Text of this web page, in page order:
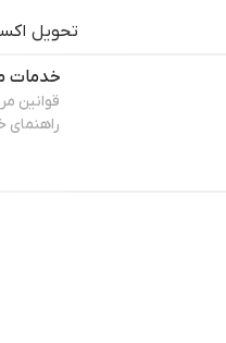
تحویل
خدمات
قوانین
راهنمای